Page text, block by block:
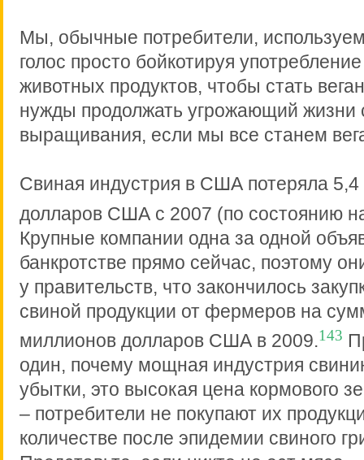
Мы, обычные потребители,
голос просто бойкотируя
животных продуктов, чтобы стать
нужды продолжать угрожающий жизни
выращивания, если мы все станем
Свиная индустрия в США потеряла
долларов США с 2007 (по состоянию
Крупные компании одна за одной
банкротстве прямо сейчас, поэтому
у правительств, что закончилось
свиной продукции от фермеров на
миллионов долларов США в 2009.143
один, почему мощная индустрия
убытки, это высокая цена кормового
– потребители не покупают их
количестве после эпидемии свиного